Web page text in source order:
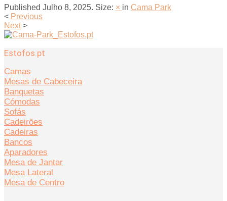
Published Julho 8, 2025. Size: × in Cama Park
< Previous
Next >
Estofos.pt
Camas
Mesas de Cabeceira
Banquetas
Cómodas
Sofás
Cadeirões
Cadeiras
Bancos
Aparadores
Mesa de Jantar
Mesa Lateral
Mesa de Centro